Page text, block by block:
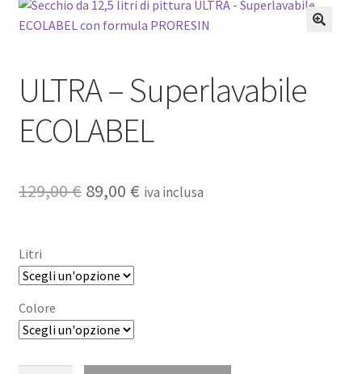
Termini e condizioni d’uso
ULTRA – Superlavabile
ECOLABEL
129,00€ Il
era:
89,00 €Iliva inclusa
Litri
Colore